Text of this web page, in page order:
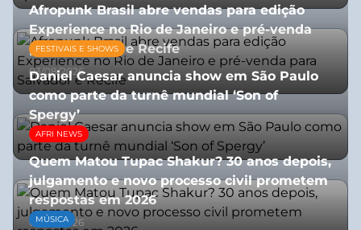
Afropunk Brasil abre vendas para edição
Experience no Rio de Janeiro e pré-venda
para Salvador e Recife
03/08/2026
FESTIVAIS E SHOWS
Daniel Caesar anuncia show em São Paulo
como parte da turnê mundial ‘Son of
Spergy’
05/08/2026
AFRI NEWS
Quem Matou Tupac Shakur? 30 anos depois,
julgamento e novo processo civil prometem
respostas em 2026
05/08/2026
MÚSICA